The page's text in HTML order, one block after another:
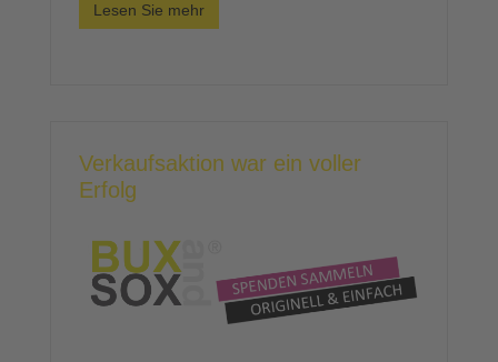
Lesen Sie mehr
Verkaufsaktion war ein voller
Erfolg